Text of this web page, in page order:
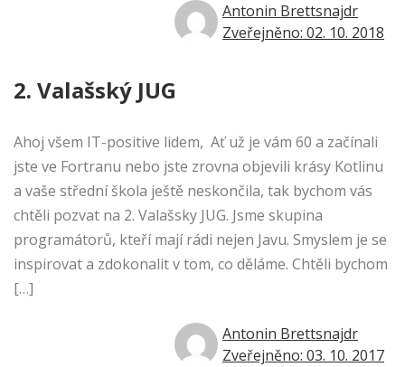
Antonin Brettsnajdr
Zveřejněno: 02. 10. 2018
2. Valašský JUG
Ahoj všem IT-positive lidem, Ať už je vám 60 a začínali
jste ve Fortranu nebo jste zrovna objevili krásy Kotlinu
a vaše střední škola ještě neskončila, tak bychom vás
chtěli pozvat na 2. Valašsky JUG. Jsme skupina
programátorů, kteří mají rádi nejen Javu. Smyslem je se
inspirovat a zdokonalit v tom, co děláme. Chtěli bychom
[…]
Antonin Brettsnajdr
Zveřejněno: 03. 10. 2017